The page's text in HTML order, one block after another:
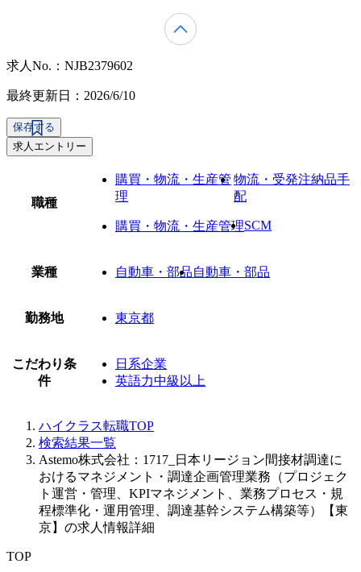
求人No.：NJB2379602
最終更新日：2026/6/10
保存する
求人エントリー
職種
購買・物流・生産管
理
物流・受発注納品手
配
購買・物流・生産管理SCM
業種 自動車・部品自動車・部品
勤務地 東京都
こだわり条
件
日系企業
英語力中級以上
ハイクラス転職TOP
検索結果一覧
Astemo株式会社：1717_日本リージョン間接材調達に
おけるマネジメント・調達企画管理業務（プロジェク
ト運営・管理、KPIマネジメント、業務プロセス・規
程標準化・運用管理、調達基幹システム構築等）【東
京】の求人情報詳細
TOP